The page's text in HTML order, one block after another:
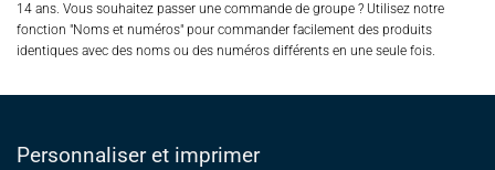
14 ans. Vous souhaitez passer une commande de groupe ? Utilisez notre
fonction "Noms et numéros" pour commander facilement des produits
identiques avec des noms ou des numéros différents en une seule fois.
Personnaliser et imprimer